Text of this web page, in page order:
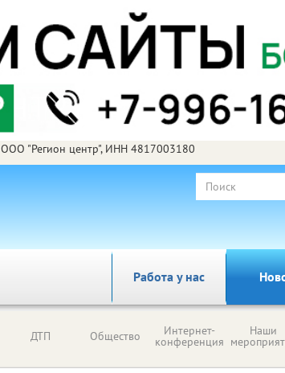
ООО "Регион центр", ИНН 4817003180
Работа у нас
ДТП Общество Интернет-
конференция
Наши